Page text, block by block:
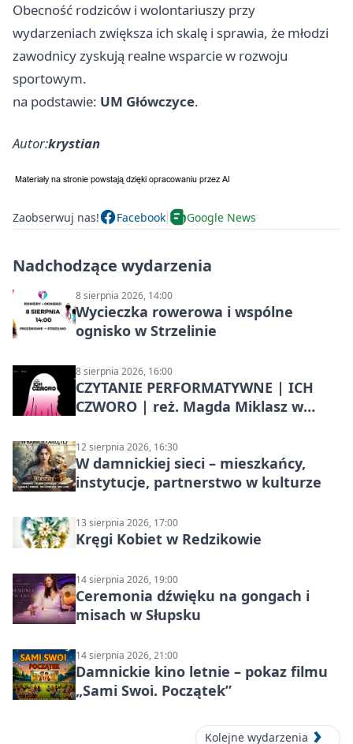
Obecność rodziców i wolontariuszy przy
wydarzeniach zwiększa ich skalę i sprawia, że młodzi
zawodnicy zyskują realne wsparcie w rozwoju
sportowym.
na podstawie: UM Główczyce.
Autor:krystian
Zaobserwuj nas! Facebook Google News
Nadchodzące wydarzenia
8 sierpnia 2026, 14:00
Wycieczka rowerowa i wspólne
ognisko w Strzelinie
8 sierpnia 2026, 16:00
CZYTANIE PERFORMATYWNE | ICH
CZWORO | reż. Magda Miklasz w
12 sierpnia 2026, 16:30
W damnickiej sieci – mieszkańcy,
instytucje, partnerstwo w kulturze
13 sierpnia 2026, 17:00
Kręgi Kobiet w Redzikowie
14 sierpnia 2026, 19:00
Ceremonia dźwięku na gongach i
misach w Słupsku
14 sierpnia 2026, 21:00
Damnickie kino letnie – pokaz filmu
„Sami Swoi. Początek”
Kolejne wydarzenia